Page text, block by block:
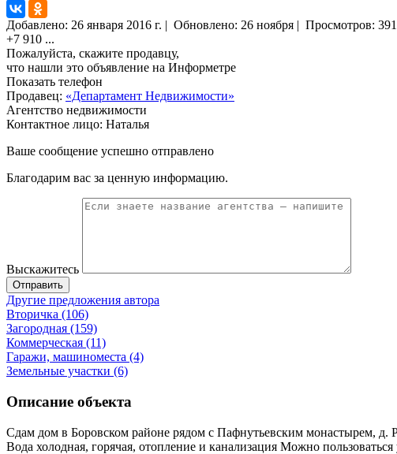
Добавлено: 26 января 2016 г. | Обновлено: 26 ноября | Просмотров:
+7 910 ...
Пожалуйста, скажите продавцу,
что нашли это объявление на Информетре
Показать телефон
Продавец: «Департамент Недвижимости»
Агентство недвижимости
Контактное лицо: Наталья
Ваше сообщение успешно отправлено
Благодарим вас за ценную информацию.
Выскажитесь
Отправить
Другие предложения автора
Вторичка (106)
Загородная (159)
Коммерческая (11)
Гаражи, машиноместа (4)
Земельные участки (6)
Описание объекта
Сдам дом в Боровском районе рядом с Пафнутьевским монастырем, д.
Вода холодная, горячая, отопление и канализация Можно